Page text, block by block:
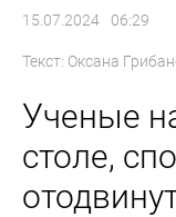
15.07.2024 06:29
Текст: Оксана
Ученые
столе,